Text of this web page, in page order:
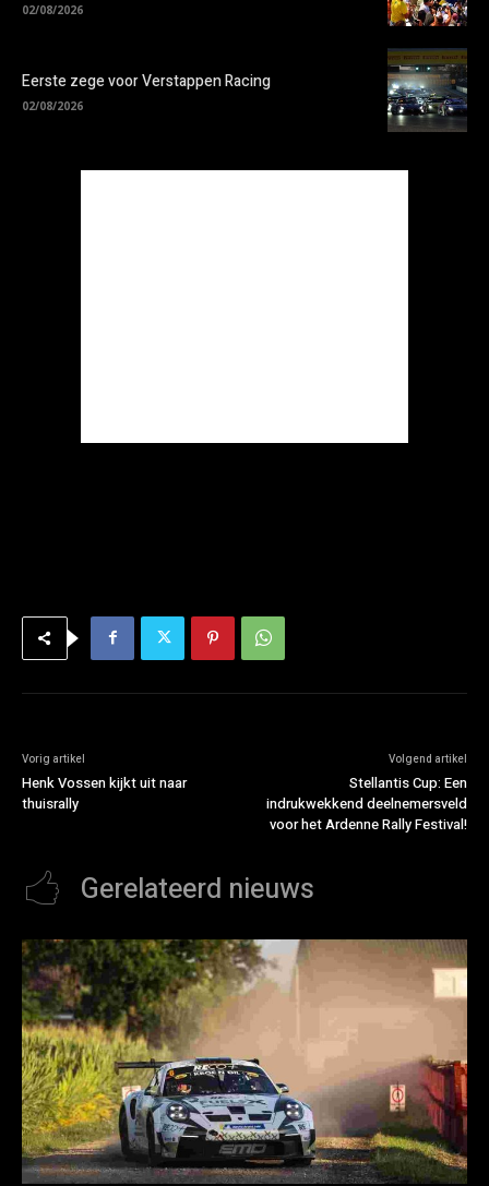
02/08/2026
Eerste zege voor Verstappen Racing
02/08/2026
Vorig artikel
Henk Vossen kijkt uit naar
thuisrally
Volgend artikel
Stellantis Cup: Een
indrukwekkend deelnemersveld
voor het Ardenne Rally Festival!
Gerelateerd nieuws